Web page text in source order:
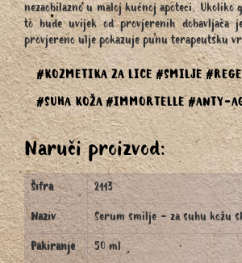
nezaobilazno u maloj kućnoj apoteci. Ukoliko
to bude uvijek od provjerenih dobavljača
provjereno ulje pokazuje punu terapeutsku
#KOZMETIKA ZA LICE #SMILJE
#SUHA KOŽA #IMMORTELLE #ANTY-
Naruči proizvod:
Šifra 2113
Naziv Serum smilje - za suhu kožu
Pakiranje 50 ml